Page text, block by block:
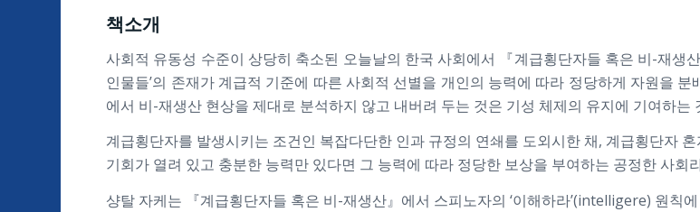
책소개
사회적 유동성 수준이 상당히 축소된 오늘날의 한국 사회에서 『계급횡단자들 혹은 비-재생
인물들’의 존재가 계급적 기준에 따른 사회적 선별을 개인의 능력에 따라 정당하게 자원을
에서 비-재생산 현상을 제대로 분석하지 않고 내버려 두는 것은 기성 체제의 유지에 기여하는
계급횡단자를 발생시키는 조건인 복잡다단한 인과 규정의 연쇄를 도외시한 채, 계급횡단자
기회가 열려 있고 충분한 능력만 있다면 그 능력에 따라 정당한 보상을 부여하는 공정한 사회
샹탈 자케는 『계급횡단자들 혹은 비-재생산』에서 스피노자의 ‘이해하라’(intelligere) 원칙